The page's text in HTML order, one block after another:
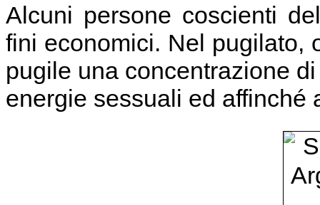
Alcuni persone coscienti
fini economici. Nel pugilato,
pugile una concentrazione
energie sessuali ed affinché